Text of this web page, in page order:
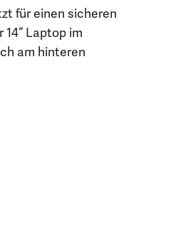
für einen sicheren
Laptop im
am hinteren